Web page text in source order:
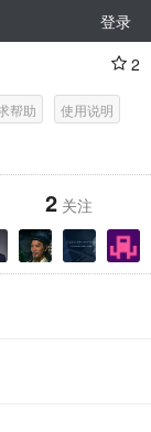
登录
2
帮助 使用说明
2 关注